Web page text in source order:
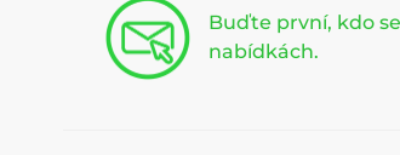
Buďte první, kdo
nabídkách.